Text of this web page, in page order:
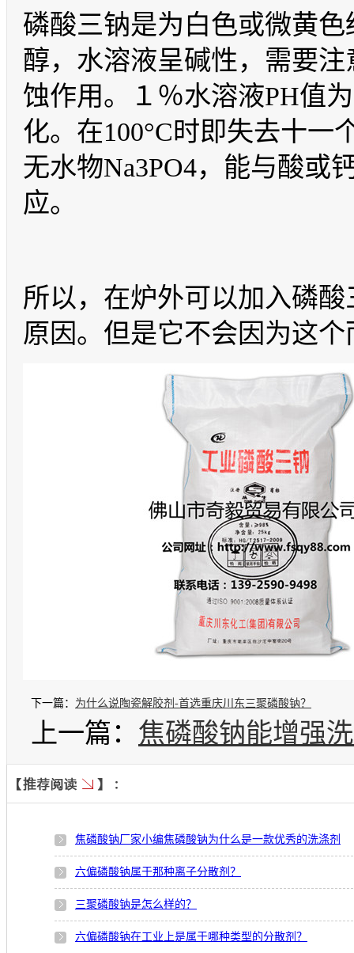
磷酸三钠是为白色或微黄
醇，水溶液呈碱性，需要
蚀作用。１％水溶液PH值
化。在100°C时即失去十一
无水物Na3PO4，能与酸或
应。
所以，在炉外可以加入磷
原因。但是它不会因为这
下一篇： 为什么说陶瓷解胶剂-首选重庆川东三聚磷酸钠？
上一篇： 焦磷酸钠能增强
焦磷酸钠厂家小编焦磷酸钠为什么是一款优秀的洗涤剂
六偏磷酸钠属于那种离子分散剂？
三聚磷酸钠是怎么样的？
六偏磷酸钠在工业上是属于哪种类型的分散剂？